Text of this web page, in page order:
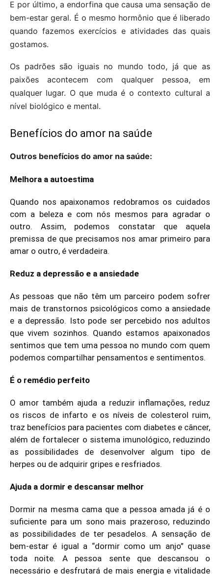
E por último, a endorfina que causa uma sensação de
bem-estar geral. É o mesmo hormônio que é liberado
quando fazemos exercícios e atividades das quais
gostamos.
Os padrões são iguais no mundo todo, já que as
paixões acontecem com qualquer pessoa, em
qualquer lugar. O que muda é o contexto cultural a
nível biológico e mental.
Benefícios do amor na saúde
Outros benefícios do amor na saúde:
Melhora a autoestima
Quando nos apaixonamos redobramos os cuidados
com a beleza e com nós mesmos para agradar o
outro. Assim, podemos constatar que aquela
premissa de que precisamos nos amar primeiro para
amar o outro, é verdadeira.
Reduz a depressão e a ansiedade
As pessoas que não têm um parceiro podem sofrer
mais de transtornos psicológicos como a ansiedade
e a depressão. Isto pode ser percebido nos adultos
que vivem sozinhos. Quando estamos apaixonados
sentimos que tem uma pessoa no mundo com quem
podemos compartilhar pensamentos e sentimentos.
É o remédio perfeito
O amor também ajuda a reduzir inflamações, reduz
os riscos de infarto e os níveis de colesterol ruim,
traz benefícios para pacientes com diabetes e câncer,
além de fortalecer o sistema imunológico, reduzindo
as possibilidades de desenvolver algum tipo de
herpes ou de adquirir gripes e resfriados.
Ajuda a dormir e descansar melhor
Dormir na mesma cama que a pessoa amada já é o
suficiente para um sono mais prazeroso, reduzindo
as possibilidades de ter pesadelos. A sensação de
bem-estar é igual a “dormir como um anjo” quase
toda noite. A pessoa sente que descansou o
necessário e desfrutará de mais energia e vitalidade